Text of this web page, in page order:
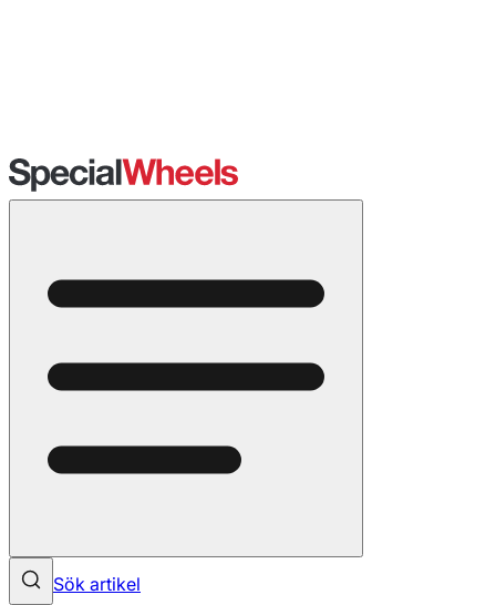
Sök artikel